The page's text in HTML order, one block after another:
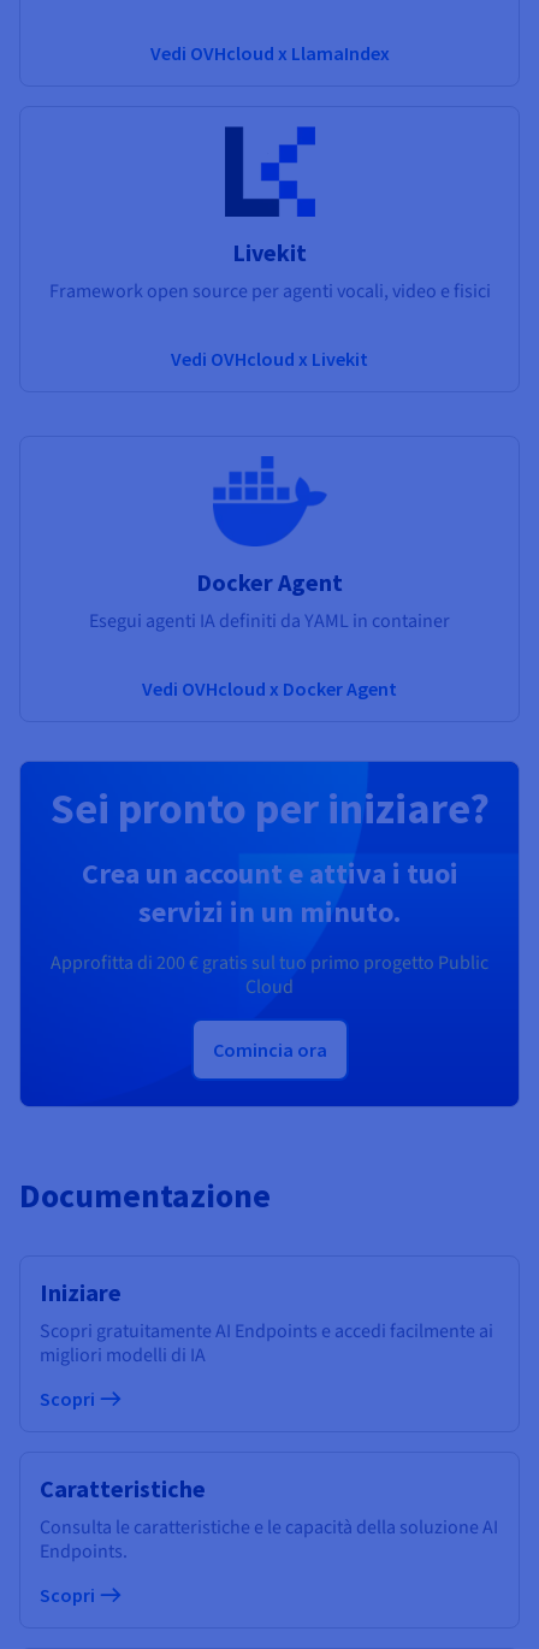
Vedi OVHcloud x LlamaIndex
Livekit
Framework open source per agenti vocali, video e fisici
Vedi OVHcloud x Livekit
Docker Agent
Esegui agenti IA definiti da YAML in container
Vedi OVHcloud x Docker Agent
Sei pronto per iniziare?
Crea un account e attiva i tuoi
servizi in un minuto.
Approfitta di 200 €gratis sul tuo primo progetto Public
Cloud
Comincia ora
Documentazione
Iniziare
Scopri gratuitamente AI Endpoints e accedi facilmente ai
migliori modelli di IA
Scopri
Caratteristiche
Consulta le caratteristiche e le capacità della soluzione AI
Endpoints.
Scopri